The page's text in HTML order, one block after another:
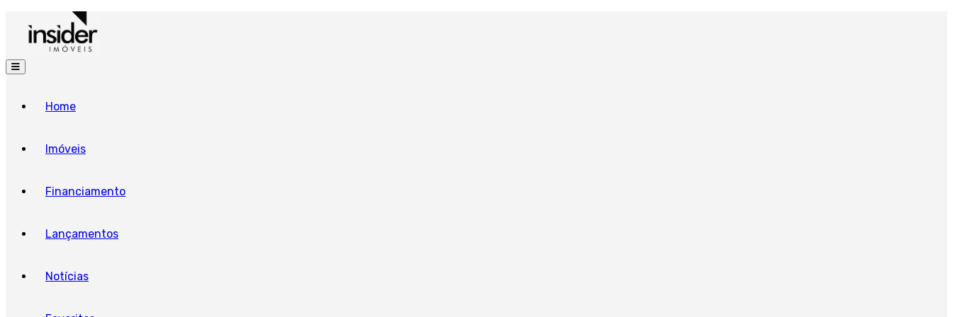
Home
Imóveis
Financiamento
Lançamentos
Notícias